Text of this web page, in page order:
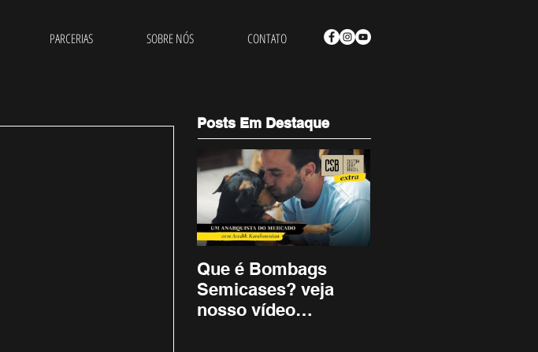
PARCERIAS SOBRE NÓS CONTATO
Posts Em Destaque
Que é Bombags
Semicases? veja
nosso vídeo